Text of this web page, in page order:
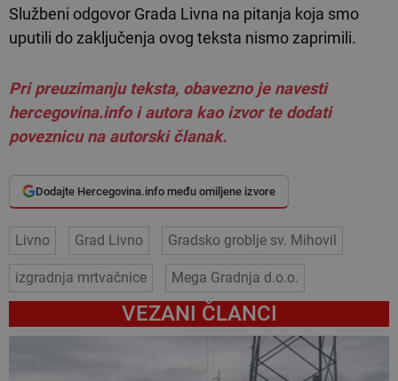
Službeni odgovor Grada Livna na pitanja koja smo
uputili do zaključenja ovog teksta nismo zaprimili.
Pri preuzimanju teksta, obavezno je navesti
hercegovina.info i autora kao izvor te dodati
poveznicu na autorski članak.
Dodajte Hercegovina.info među omiljene izvore
Livno Grad Livno Gradsko groblje sv. Mihovil
izgradnja mrtvačnice Mega Gradnja d.o.o.
VEZANI ČLANCI